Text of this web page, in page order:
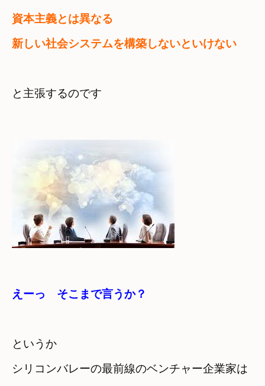
資本主義とは異なる
新しい社会システムを構築しないといけない
と主張するのです
えーっ　そこまで言うか？
というか
シリコンバレーの最前線のベンチャー企業家は